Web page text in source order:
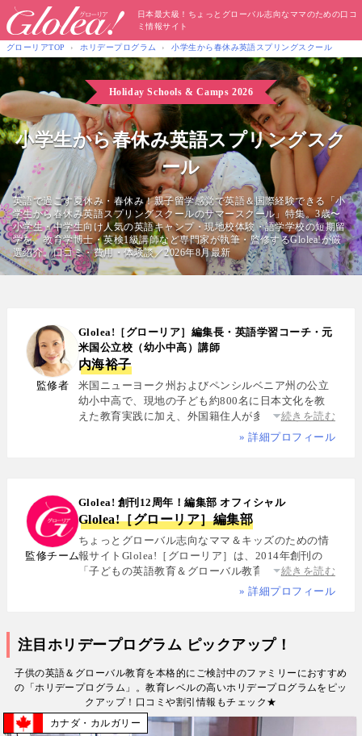
日本最大級！ちょっとグローバル志向なママのための口コ
ミ情報サイト
グローリアTOP ホリデープログラム 小学生から春休み英語スプリングスクール
Holiday Schools & Camps 2026
小学生から春休み英語スプリングスク
ール
英語で過ごす夏休み・春休み！親子留学感覚で英語＆国際経験できる「小
学生から春休み英語スプリングスクールのサマースクール」特集。3歳〜
小学生・中学生向け人気の英語キャンプ・現地校体験・語学学校の短期留
学を、教育学博士・英検1級講師など専門家が執筆・監修するGlolea!が厳
選紹介。口コミ・費用・体験談／2026年8月最新
監修者
Glolea!［グローリア］編集長・英語学習コーチ・元
米国公立校（幼小中高）講師
内海裕子
米国ニューヨーク州およびペンシルベニア州の公立
幼小中高で、現地の子ども約800名に日本文化を教
えた教育実践に加え、外国籍住人が多数を占める多
国籍シェアハウスで約5年間生活し、リアルな多文化
スペイン語・中国語・日本語の4言語を駆使し、世界
中の女性や母親と対話・取材を継続. 親子留学、バイ
リンガル育児、おうち英語、子どもオンライン英会
話に関する実体験に基づく信頼性の高い情報を発信
している. 著書に『子育てツイッター入門』ほか、日
経、AERA、NewsPicksなどでの寄稿・監修実績多数
続きを読む
» 詳細プロフィール
監修チーム
Glolea! 創刊12周年！編集部 オフィシャル
Glolea!［グローリア］編集部
ちょっとグローバル志向なママ＆キッズのための情
報サイトGlolea!［グローリア］は、2014年創刊の
「子どもの英語教育＆グローバル教育」に特化した
専門メディア. 英語にはじめて触れるお子様から帰国
800名にグローバル教育を実践した英語学習コーチ.
けの英検1級・TOEIC・TOEFL・IELTS指導者、海外
で子育て中のワーキングママなど多様な専門家が多
数. 日経・AERA with kids・AERA・NewsPicks等の
情報提供・寄稿・監修実績も豊富な“世界と子どもの
続きを読む
» 詳細プロフィール
注目ホリデープログラム ピックアップ！
子供の英語＆グローバル教育を本格的にご検討中のファミリーにおすすめ
の「ホリデープログラム」。教育レベルの高いホリデープログラムをピッ
クアップ！口コミや割引情報もチェック★
カナダ
カルガリー